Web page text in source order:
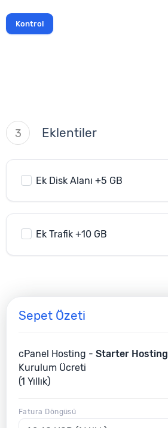
3 Eklentiler
Ek Disk Alanı +5 GB
Ek Trafik +10 GB
Sepet Özeti
cPanel Hosting - Starter Hosting
Kurulum Ücreti
(1 Yıllık)
Fatura Döngüsü